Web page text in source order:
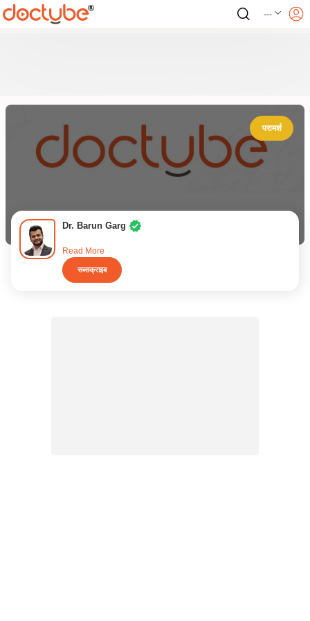
---
परामर्श
Dr. Barun Garg
Read More
सब्सक्राइब